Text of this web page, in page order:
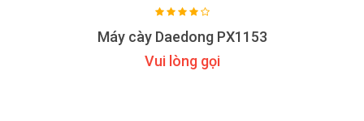
Máy cày Daedong PX1153
Vui lòng gọi